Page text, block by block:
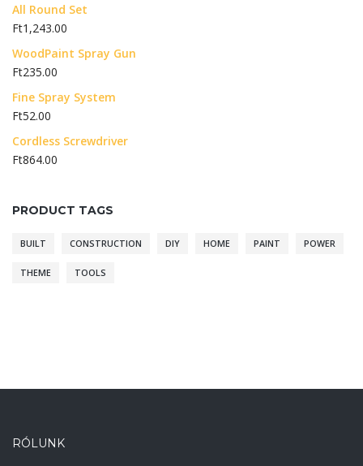
All Round Set
Ft1,243.00
WoodPaint Spray Gun
Ft235.00
Fine Spray System
Ft52.00
Cordless Screwdriver
Ft864.00
PRODUCT TAGS
BUILT CONSTRUCTION DIY HOME PAINT POWER
THEME TOOLS
RÓLUNK